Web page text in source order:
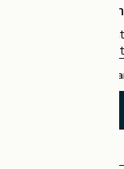
Qui sommes-
L'association
guide officiel